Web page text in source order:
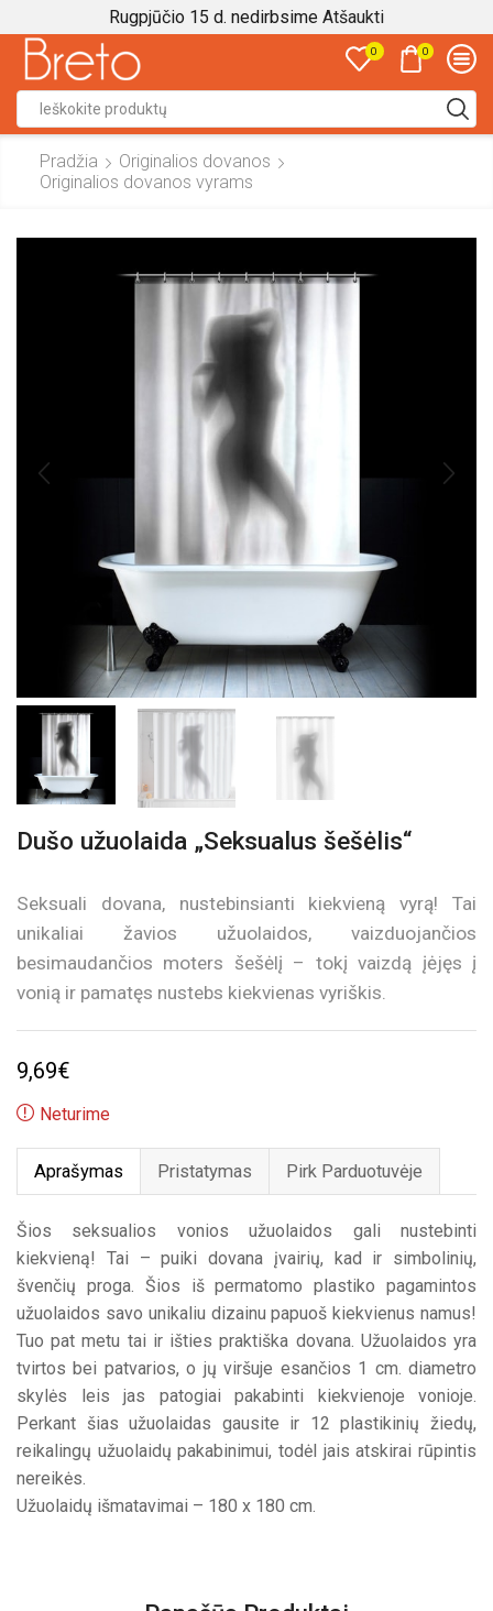
Rugpjūčio 15 d. nedirbsime Atšaukti
0 0
input
Pradžia
Originalios dovanos
Originalios dovanos vyrams
Dušo užuolaida „Seksualus šešėlis“
Seksuali dovana, nustebinsianti kiekvieną vyrą! Tai
unikaliai žavios užuolaidos, vaizduojančios
besimaudančios moters šešėlį – tokį vaizdą įėjęs į
vonią ir pamatęs nustebs kiekvienas vyriškis.
9,69€
Neturime
Aprašymas Pristatymas Pirk Parduotuvėje
Šios seksualios vonios užuolaidos gali nustebinti
kiekvieną! Tai – puiki dovana įvairių, kad ir simbolinių,
švenčių proga. Šios iš permatomo plastiko pagamintos
užuolaidos savo unikaliu dizainu papuoš kiekvienus namus!
Tuo pat metu tai ir išties praktiška dovana. Užuolaidos yra
tvirtos bei patvarios, o jų viršuje esančios 1 cm. diametro
skylės leis jas patogiai pakabinti kiekvienoje vonioje.
Perkant šias užuolaidas gausite ir 12 plastikinių žiedų,
reikalingų užuolaidų pakabinimui, todėl jais atskirai rūpintis
nereikės.
Užuolaidų išmatavimai – 180 x 180 cm.